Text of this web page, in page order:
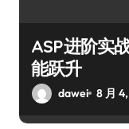
ASP进阶实
能跃升
dawei 8 月